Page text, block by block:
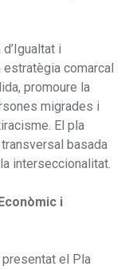
i
comarcal
promoure la
migrades i
El pla
basada
interseccionalitat.
i
presentat el Pla